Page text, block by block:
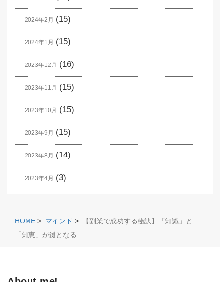
2024年2月 (15)
2024年1月 (15)
2023年12月 (16)
2023年11月 (15)
2023年10月 (15)
2023年9月 (15)
2023年8月 (14)
2023年4月 (3)
HOME > マインド >
【副業で成功する秘訣】「知識」と
「知恵」が鍵となる